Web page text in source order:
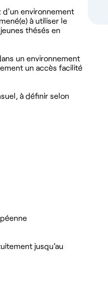
d'un environnement
à utiliser le
thésés en
un environnement
un accès facilité
à définir selon
jusqu’au